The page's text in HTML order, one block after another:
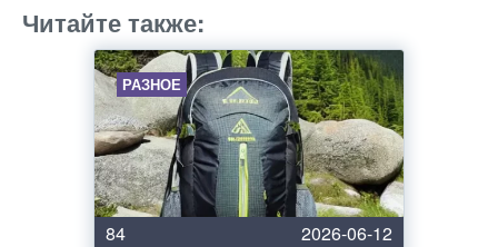
Читайте также:
РАЗНОЕ
84
2026-06-12